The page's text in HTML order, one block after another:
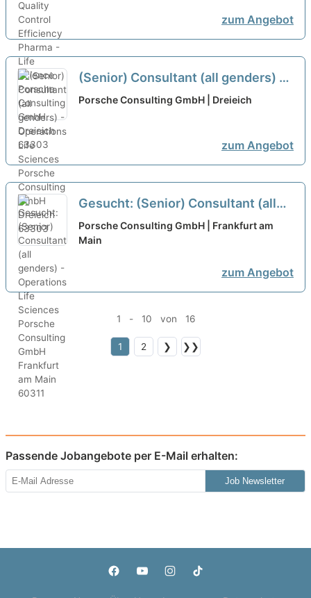
zum Angebot
(Senior) Consultant (all genders) -
Operations Life Sciences neu
Porsche Consulting GmbH | Dreieich
zum Angebot
Gesucht: (Senior) Consultant (all
genders) - Operations Life
Sciences
Porsche Consulting GmbH | Frankfurt am
Main
zum Angebot
1 - 10 von 16
1 2 ❯ ❯❯
Passende Jobangebote per E-Mail erhalten:
Job Newsletter